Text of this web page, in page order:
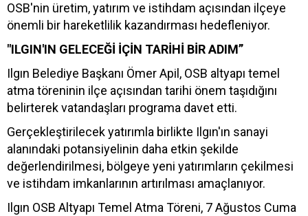
OSB'nin üretim, yatırım ve istihdam açısından ilçeye
önemli bir hareketlilik kazandırması hedefleniyor.
"ILGIN'IN GELECEĞİ İÇİN TARİHİ BİR ADIM”
Ilgın Belediye Başkanı Ömer Apil, OSB altyapı temel
atma töreninin ilçe açısından tarihi önem taşıdığını
belirterek vatandaşları programa davet etti.
Gerçekleştirilecek yatırımla birlikte Ilgın'ın sanayi
alanındaki potansiyelinin daha etkin şekilde
değerlendirilmesi, bölgeye yeni yatırımların çekilmesi
ve istihdam imkanlarının artırılması amaçlanıyor.
Ilgın OSB Altyapı Temel Atma Töreni, 7 Ağustos Cuma